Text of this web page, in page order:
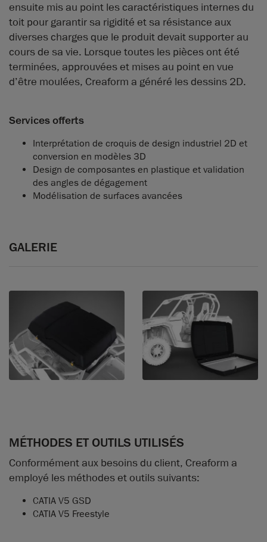
ensuite mis au point les caractéristiques internes du
toit pour garantir sa rigidité et sa résistance aux
diverses charges que le produit devait supporter au
cours de sa vie. Lorsque toutes les pièces ont été
terminées, approuvées et mises au point en vue
d’être moulées, Creaform a généré les dessins 2D.
Services offerts
Interprétation de croquis de design industriel 2D et
conversion en modèles 3D
Design de composantes en plastique et validation
des angles de dégagement
Modélisation de surfaces avancées
GALERIE
MÉTHODES ET OUTILS UTILISÉS
Conformément aux besoins du client, Creaform a
employé les méthodes et outils suivants:
CATIA V5 GSD
CATIA V5 Freestyle